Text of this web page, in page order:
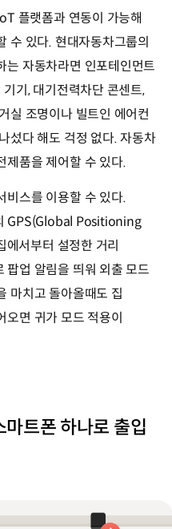
플랫폼과 연동이 가능해
수 있다. 현대자동차그룹의
는 자동차라면 인포테인먼트
기, 대기전력차단 콘센트,
실 조명이나 빌트인 에어컨
섰다 해도 걱정 없다. 자동차
제품을 제어할 수 있다.
비스를 이용할 수 있다.
GPS(Global Positioning
서부터 설정한 거리
팝업 알림을 띄워 외출 모드
마치고 돌아올때도 집
면 귀가 모드 적용이
트폰 하나로 출입